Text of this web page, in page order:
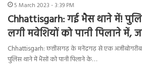
5 March 2023 - 3:39 PM
Chhattisgarh: गई भैस थाने में!
लगी मवेशियों को पानी पिलाने में,
Chhattisgarh: छत्तीसगढ़ के मनेंद्रगढ़ से एक
पुलिस थाने में भैंसों को पानी पिलाने के…